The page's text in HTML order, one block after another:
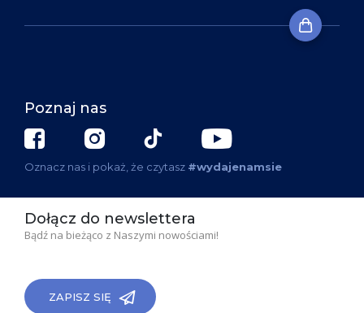
Poznaj nas
Oznacz nas i pokaż, że czytasz #wydajenamsie
Dołącz do newslettera
Bądź na bieżąco z Naszymi nowościami!
ZAPISZ SIĘ